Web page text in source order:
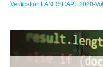
Verification LANDSCAPE 2020-